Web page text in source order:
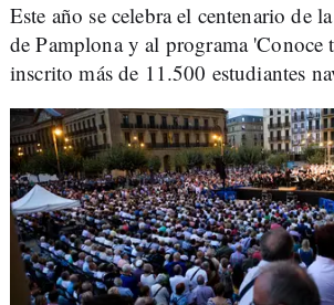
Este año se celebra el centenario de
de Pamplona y al programa 'Conoce
inscrito más de 11.500 estudiantes